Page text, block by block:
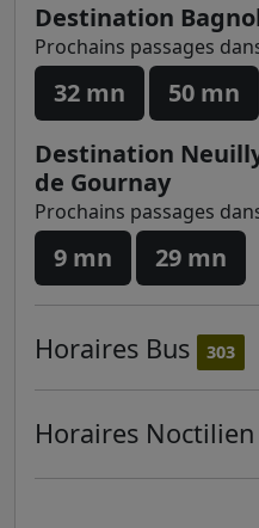
Destination
Prochains passages
32 mn
50 mn
Destination
de Gournay
Prochains passages
9 mn 29 mn
Horaires Bus 303
Horaires Noctilien